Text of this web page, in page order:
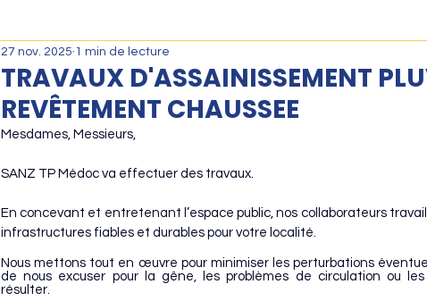
TRAVAUX D'ASSAINISSEMENT
REVÊTEMENT CHAUSSEE
27 nov. 2025 1 min de lecture
Mesdames, Messieurs,
SANZ TP Médoc va effectuer des travaux.
En concevant et entretenant l’espace public, nos collaborateurs
infrastructures fiables et durables pour votre localité.
Nous mettons tout en œuvre pour minimiser les perturbations
de nous excuser pour la gêne, les problèmes de circulation ou
résulter.